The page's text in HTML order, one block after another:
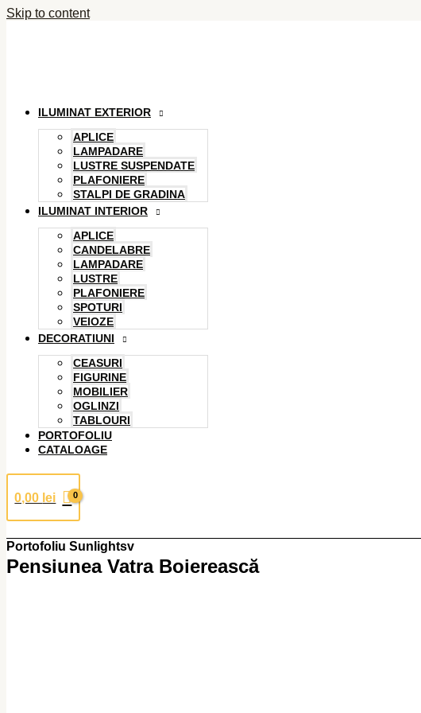
Skip to content
ILUMINAT EXTERIOR
APLICE
LAMPADARE
LUSTRE SUSPENDATE
PLAFONIERE
STALPI DE GRADINA
ILUMINAT INTERIOR
APLICE
CANDELABRE
LAMPADARE
LUSTRE
PLAFONIERE
SPOTURI
VEIOZE
DECORATIUNI
CEASURI
FIGURINE
MOBILIER
OGLINZI
TABLOURI
PORTOFOLIU
CATALOAGE
0,00 lei
Portofoliu Sunlightsv
Pensiunea Vatra Boierească